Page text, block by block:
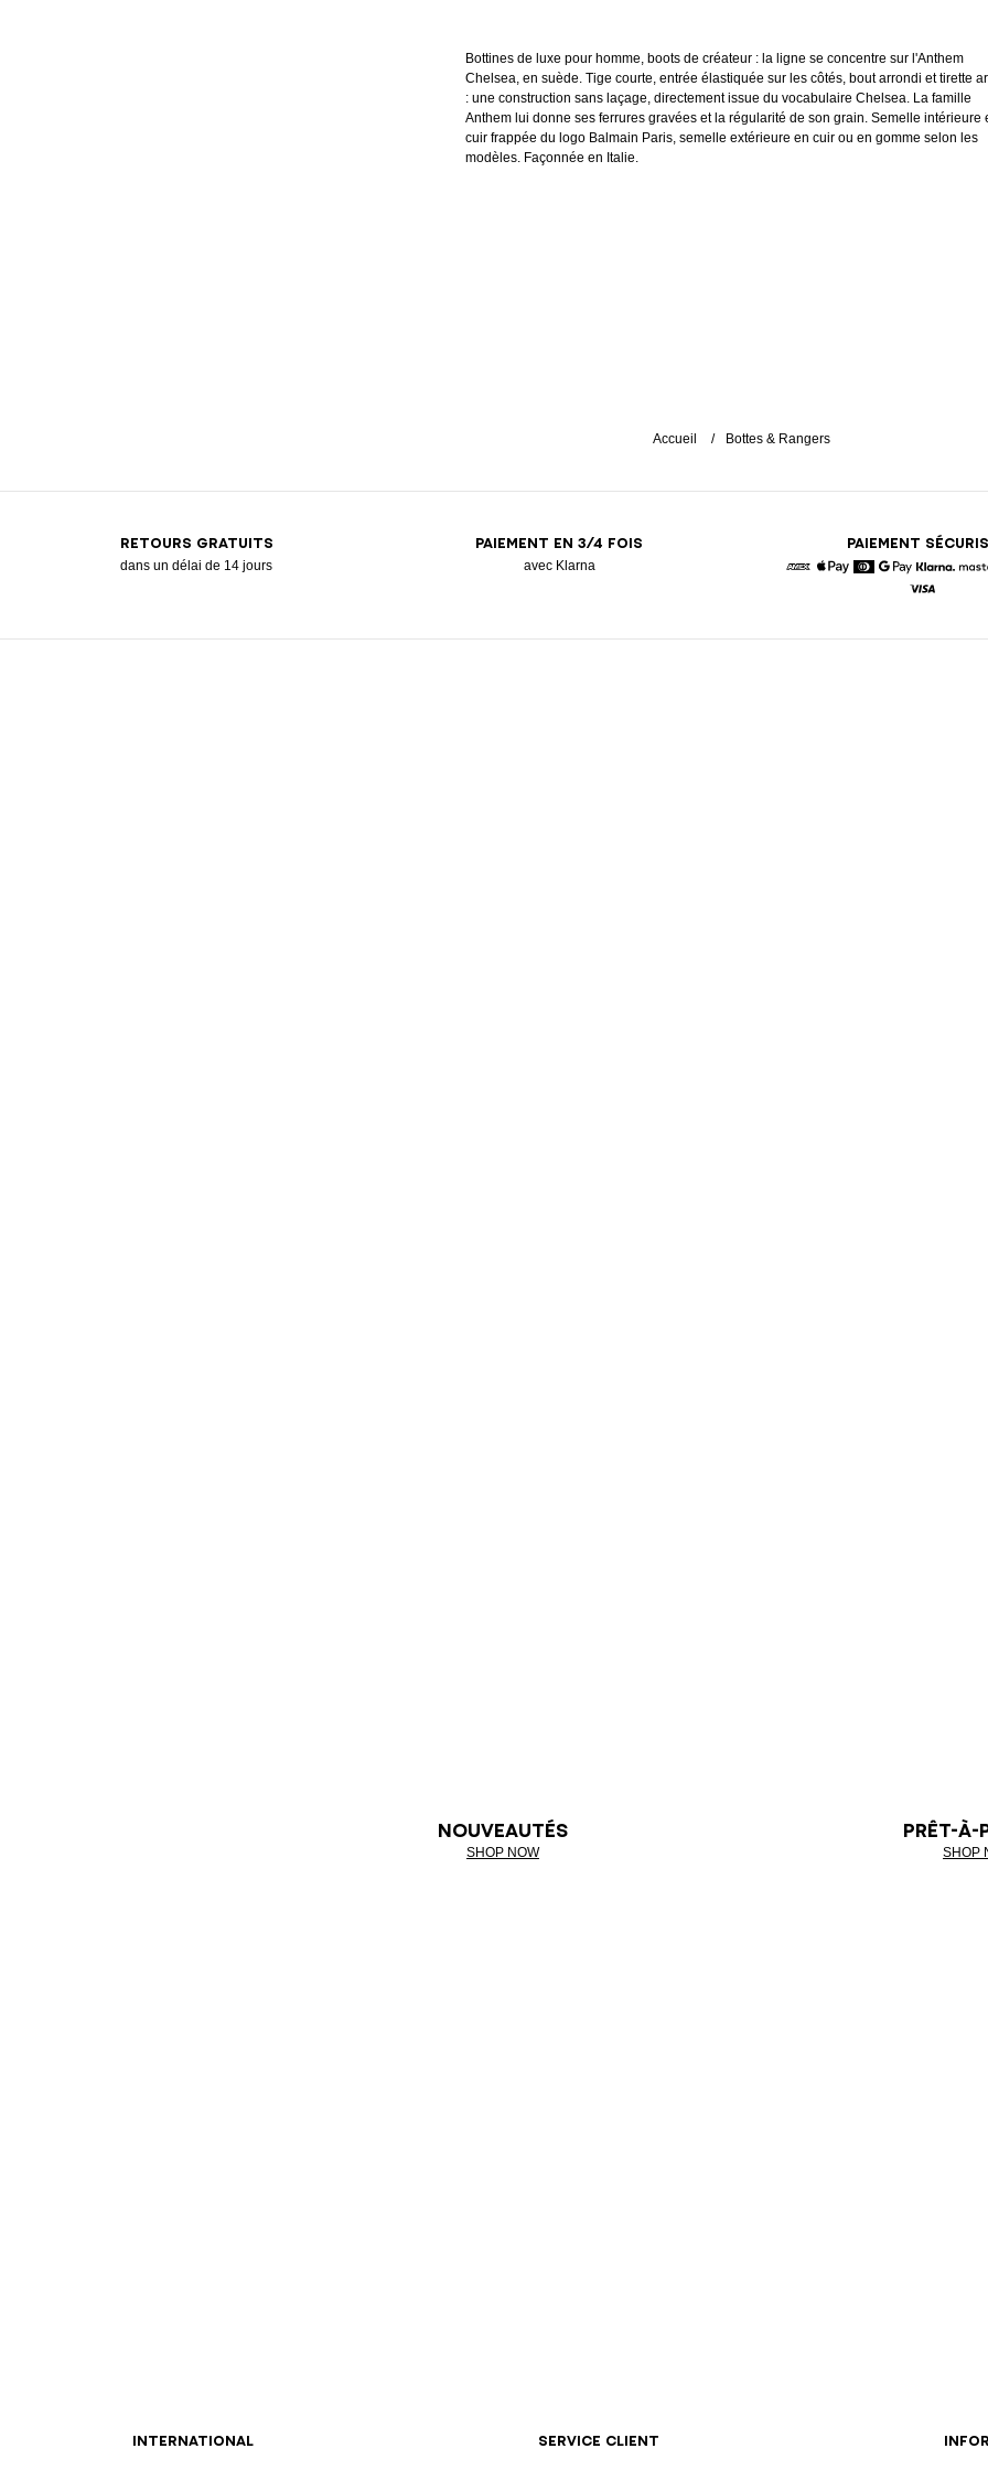
Bottines de luxe pour homme, boots de créateur : la ligne se concentre sur l'Anthem
Chelsea, en suède. Tige courte, entrée élastiquée sur les côtés, bout arrondi et tirette
: une construction sans laçage, directement issue du vocabulaire Chelsea. La famille
Anthem lui donne ses ferrures gravées et la régularité de son grain. Semelle intérieure
cuir frappée du logo Balmain Paris, semelle extérieure en cuir ou en gomme selon les
modèles. Façonnée en Italie.
Accueil Bottes & Rangers
RETOURS GRATUITS
dans un délai de 14 jours
PAIEMENT EN 3/4 FOIS
avec Klarna
PAIEMENT
Google Pay
Klarna
NOUVEAUTÉS
SHOP NOW
PRÊT-À-
SHOP
INTERNATIONAL SERVICE CLIENT